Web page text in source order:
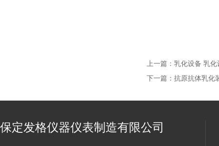
上一篇： 乳化设备 乳化
下一篇： 抗原抗体乳化
保定发格仪器仪表制造有限公司